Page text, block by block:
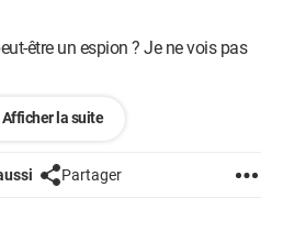
être un espion ? Je ne vois pas
Afficher la suite
Partager